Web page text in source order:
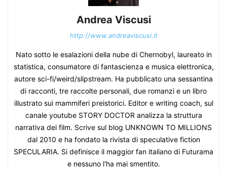
Andrea Viscusi
http://www.andreaviscusi.it
Nato sotto le esalazioni della nube di Chernobyl, laureato in
statistica, consumatore di fantascienza e musica elettronica,
autore sci-fi/weird/slipstream. Ha pubblicato una sessantina
di racconti, tre raccolte personali, due romanzi e un libro
illustrato sui mammiferi preistorici. Editor e writing coach, sul
canale youtube STORY DOCTOR analizza la struttura
narrativa dei film. Scrive sul blog UNKNOWN TO MILLIONS
dal 2010 e ha fondato la rivista di speculative fiction
SPECULARIA. Si definisce il maggior fan italiano di Futurama
e nessuno l'ha mai smentito.